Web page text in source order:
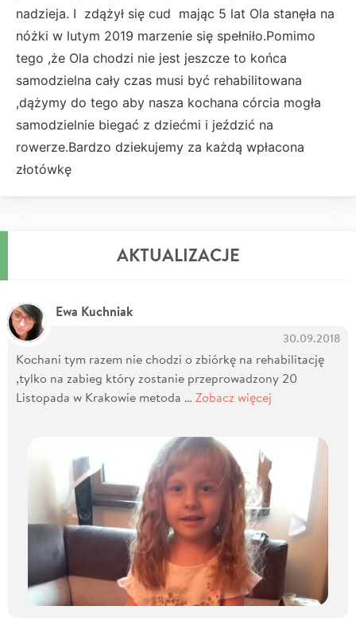
nadzieja. I zdążył się cud mając 5 lat Ola stanęła na
nóżki w lutym 2019 marzenie się spełniło.Pomimo
tego ,że Ola chodzi nie jest jeszcze to końca
samodzielna cały czas musi być rehabilitowana
,dążymy do tego aby nasza kochana córcia mogła
samodzielnie biegać z dziećmi i jeździć na
rowerze.Bardzo dziekujemy za każdą wpłacona
złotówkę
AKTUALIZACJE
Ewa Kuchniak
30.09.2018
Kochani tym razem nie chodzi o zbiórkę na rehabilitację
,tylko na zabieg który zostanie przeprowadzony 20
Listopada w Krakowie metoda … Zobacz więcej